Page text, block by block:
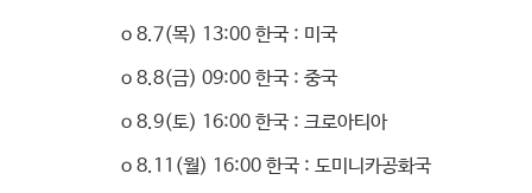
o 8.7(목) 13:00 한국 : 미국
o 8.8(금) 09:00 한국 : 중국
o 8.9(토) 16:00 한국 : 크로아티아
o 8.11(월) 16:00 한국 : 도미니카공화국